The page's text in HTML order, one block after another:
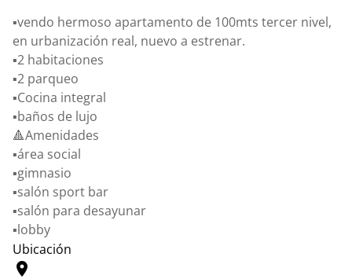
▪️vendo hermoso apartamento de 100mts tercer nivel,
en urbanización real, nuevo a estrenar.
▪️2 habitaciones
▪️2 parqueo
▪️Cocina integral
▪️baños de lujo
🔺Amenidades
▪️área social
▪️gimnasio
▪️salón sport bar
▪️salón para desayunar
▪️lobby
Ubicación
location_on